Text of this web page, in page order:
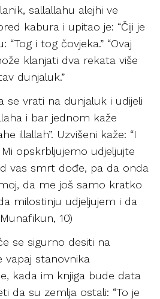
sallallahu alejhi ve
kabura i upitao je: “Čiji je
“Tog i tog čovjeka.” “Ovaj
klanjati dva rekata više
dunjaluk.”
se vrati na dunjaluk i udijeli
i bar jednom kaže
illallah”. Uzvišeni kaže: “I
opskrbljujemo udjeljujte
vas smrt dođe, pa da onda
da me još samo kratko
milostinju udjeljujem i da
10)
se sigurno desiti na
vapaj stanovnika
kada im knjiga bude data
da su zemlja ostali: “To je